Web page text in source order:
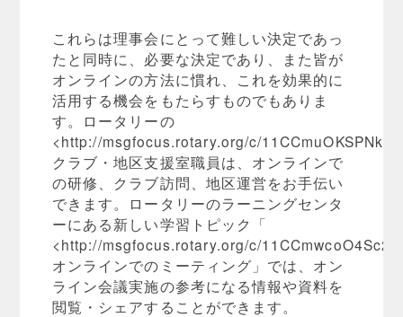
これらは理事会にとって難しい決定であっ
たと同時に、必要な決定であり、また皆が
オンラインの方法に慣れ、これを効果的に
活用する機会をもたらすものでもありま
す。ロータリーの
<http://msgfocus.rotary.org/c/
クラブ・地区支援室職員は、オンラインで
の研修、クラブ訪問、地区運営をお手伝い
できます。ロータリーのラーニングセンタ
ーにある新しい学習トピック「
<http://msgfocus.rotary.org/c/
オンラインでのミーティング」では、オン
ライン会議実施の参考になる情報や資料を
閲覧・シェアすることができます。